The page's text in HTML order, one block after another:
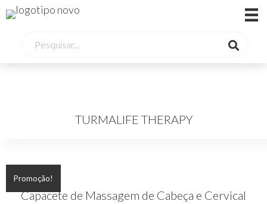
TURMALIFE THERAPY
Promoção!
Capacete de Massagem de Cabeça e Cervical